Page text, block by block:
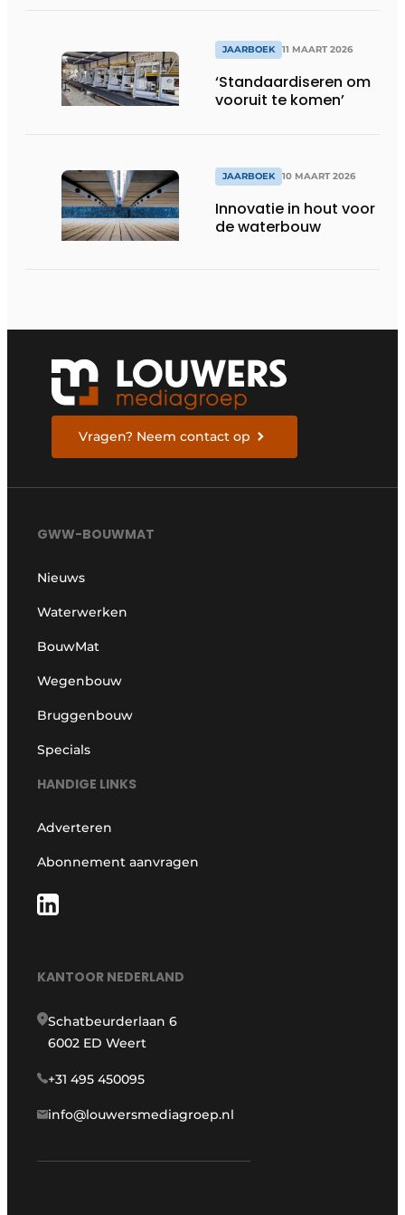
JAARBOEK 11 MAART 2026
‘Standaardiseren om
vooruit te komen’
JAARBOEK 10 MAART 2026
Innovatie in hout voor
de waterbouw
Vragen? Neem contact op
GWW-BOUWMAT
Nieuws
Waterwerken
BouwMat
Wegenbouw
Bruggenbouw
Specials
HANDIGE LINKS
Adverteren
Abonnement aanvragen
KANTOOR NEDERLAND
Schatbeurderlaan 6
6002 ED Weert
+31 495 450095
info@louwersmediagroep.nl